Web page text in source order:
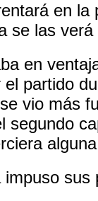
en la
se las
en
el partido
vio más
segundo
impuso sus